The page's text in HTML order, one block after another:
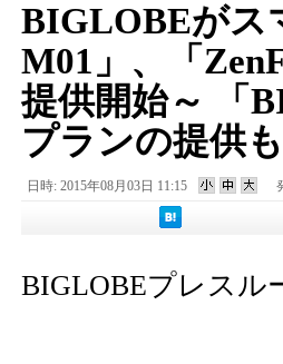
BIGLOBEがス
M01」、「
提供開始～ 「
プランの提供
日時: 2015年08月03日 11:15
BIGLOBEプレスル